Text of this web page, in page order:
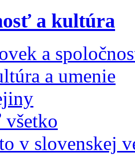
a kultúra
a
a umenie
v slovenskej